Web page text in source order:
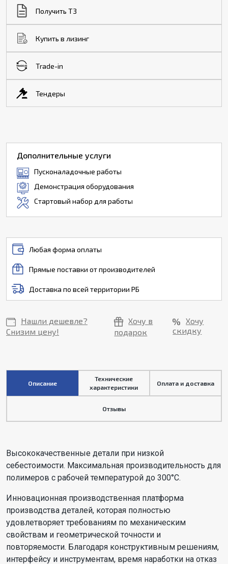
Получить ТЗ
Купить в лизинг
Trade-in
Тендеры
Дополнительные услуги
Пусконаладочные работы
Демонстрация оборудования
Стартовый набор для работы
Любая форма оплаты
Прямые поставки от производителей
Доставка по всей территории РБ
Нашли дешевле?
Снизим цену!
Хочу в
подарок
Хочу
скидку
Описание
Технические
характеристики
Оплата и доставка
Отзывы
Высококачественные детали при низкой
себестоимости. Максимальная производительность для
полимеров с рабочей температурой до 300°C.
Инновационная производственная платформа
производства деталей, которая полностью
удовлетворяет требованиям по механическим
свойствам и геометрической точности и
повторяемости. Благодаря конструктивным решениям,
интерфейсу и инструментам, время наработки на отказ